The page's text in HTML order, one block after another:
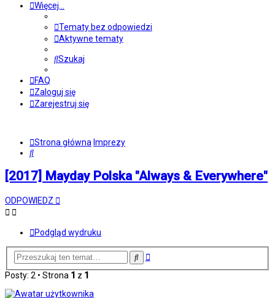
Więcej…
Tematy bez odpowiedzi
Aktywne tematy
Szukaj
FAQ
Zaloguj się
Zarejestruj się
Strona główna Imprezy
Szukaj
[2017] Mayday Polska "Always & Everywhere"
ODPOWIEDZ
Podgląd wydruku
SzukajWyszukiwanie
Posty: 2 • Strona 1 z 1